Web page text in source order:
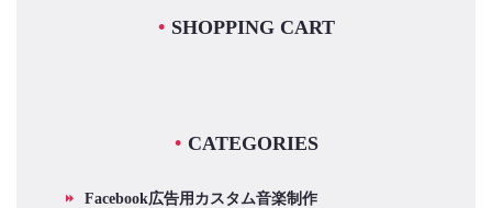
SHOPPING CART
CATEGORIES
Facebook広告用カスタム音楽制作